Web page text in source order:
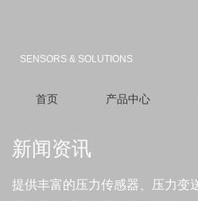
SENSORS & SOLUTIONS
首页 产品中心
新闻资讯
提供丰富的压力传感器、压力变